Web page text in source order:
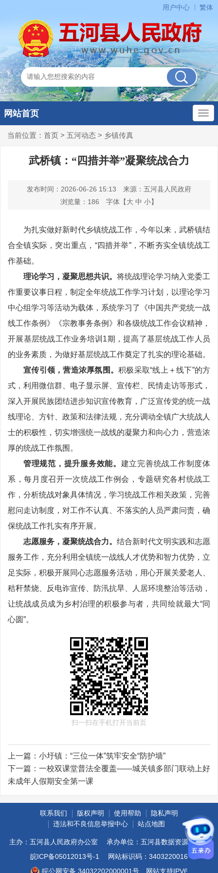
用户中心 繁体
网站首页
当前位置： 首页 > 五河动态 > 乡镇传真
武桥镇：“四措并举”凝聚统战合力
发布时间：2026-06-26 15:13
来源：五河县人民政府
浏览量： 186 字体【大 中 小】
为扎实做好新时代乡镇统战工作，今年以来，武桥镇结
合全镇实际，突出重点，“四措并举”，不断夯实全镇统战工
作基础。
理论学习，凝聚思想共识。 将统战理论学习纳入党委工
作重要议事日程，制定全年统战工作学习计划，以理论学习
中心组学习等活动为载体，系统学习了《中国共产党统一战
线工作条例》《宗教事务条例》和各级统战工作会议精神，
开展基层统战工作业务培训1期，提高了基层统战工作人员
的业务素质，为做好基层统战工作奠定了扎实的理论基础。
宣传引领，营造浓厚氛围。 积极采取“线上＋线下”的方
式，利用微信群、电子显示屏、宣传栏、民情走访等形式，
深入开展民族团结进步知识宣传教育，广泛宣传党的统一战
线理论、方针、政策和法律法规，充分调动全镇广大统战人
士的积极性，切实增强统一战线的凝聚力和向心力，营造浓
厚的统战工作氛围。
管理规范，提升服务效能。 建立完善统战工作制度体
系，每月度召开一次统战工作例会，专题研究各村统战工
作，分析统战对象具体情况，学习统战工作相关政策，完善
慰问走访制度，对工作不认真、不落实的人员严肃问责，确
保统战工作扎实有序开展。
志愿服务，凝聚统战合力。 结合新时代文明实践和志愿
服务工作，充分利用全镇统一战线人才优势和智力优势，立
足实际，积极开展同心志愿服务活动，用心开展关爱老人、
秸秆禁烧、反电诈宣传、防汛抗旱、人居环境整治等活动，
让统战成员成为乡村治理的积极参与者，共同绘就最大“同
心圆”。
扫一扫在手机打开当前页
上一篇： 小圩镇：“三位一体”筑牢安全“防护墙”
下一篇： 一校双课堂普法全覆盖——城关镇多部门联动上好
未成年人假期安全第一课
联系我们 版权声明 使用帮助
隐私声明
违法和不良信息举报中心
站点地图
主办：五河县人民政府办公室
承办单位：五河县数据资源管理局
皖ICP备05012013号-1
网站标识码：3403220016
皖公网安备 34032202000001号
网站支持IPV6